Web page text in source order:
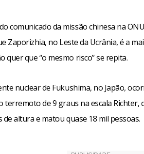
comunicado da missão chinesa na
Zaporizhia, no Leste da Ucrânia, é a
quer que “o mesmo risco” se repita.
nuclear de Fukushima, no Japão,
terremoto de 9 graus na escala Richter,
de altura e matou quase 18 mil pessoas.